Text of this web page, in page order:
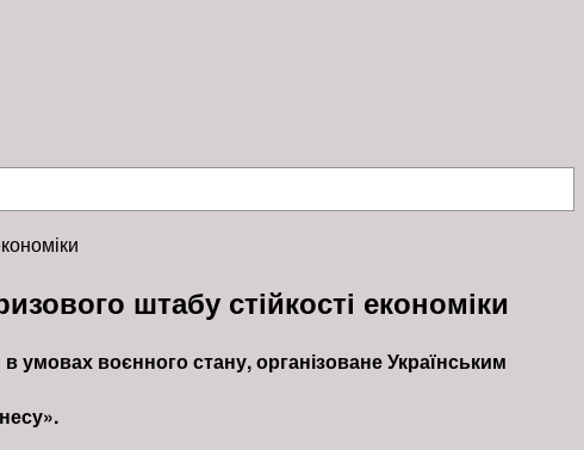
штабу стійкості економіки
умовах воєнного стану, організоване Українським
.